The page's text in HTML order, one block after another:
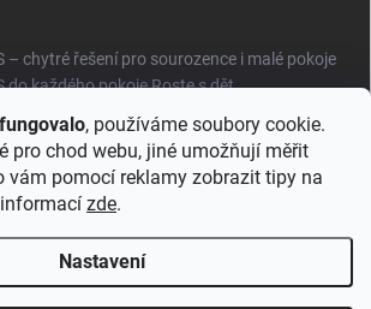
, používáme soubory cookie.
pro chod webu, jiné umožňují měřit
vám pomocí reklamy zobrazit tipy na
zde.
Nastavení
– chytré řešení pro sourozence i malé pokoje
do každého pokoje Roste s dět...
– ideální řešení pro malé prostory i
se přizpůsobí vašemu živo...